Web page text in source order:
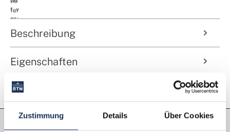
Zustimmung Details Über Cookies
Beschreibung
Eigenschaften